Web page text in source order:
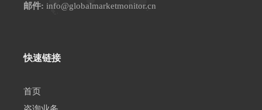
邮件: info@globalmarketmonitor.cn
快速链接
首页